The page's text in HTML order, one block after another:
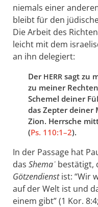
niemals einer
bleibt für den
Die Arbeit des
leicht mit dem
an ihn delegiert:
Der HERR sagt zu
zu meiner
Schemel deiner
das Zepter deiner
Zion. Herrsche
(Ps. 110:1–2).
In der Passage hat
das Shemaʿ bestätigt,
Götzendienstist: “Wir
auf der Welt ist und
einem gibt” (1 Kor.